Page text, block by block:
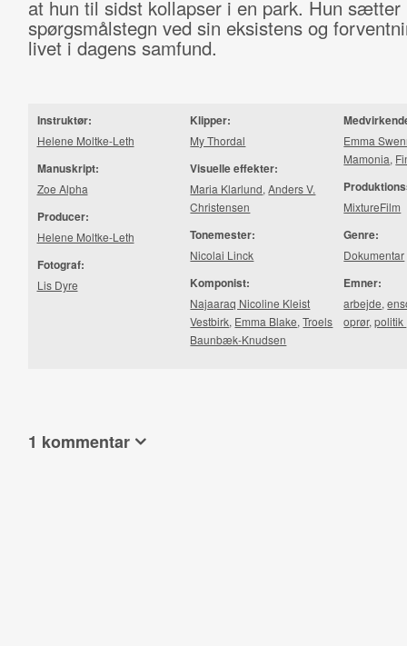
at hun til sidst kollapser i en park. Hun sætter
spørgsmålstegn ved sin eksistens og
livet i dagens samfund.
Instruktør:
Helene Moltke-Leth
Manuskript:
Zoe Alpha
Producer:
Helene Moltke-Leth
Fotograf:
Lis Dyre
Klipper:
My Thordal
Visuelle effekter:
Maria Klarlund,Anders V.
Christensen
Tonemester:
Nicolai Linck
Komponist:
Najaaraq Nicoline Kleist
Vestbirk, Emma Blake,Troels
Baun­bæk-​Knud­sen
Emma
Mamonia,
MixtureFilm
Genre:
Dokumentar
Emner:
arbejde,
oprør,politik
1 kommentar